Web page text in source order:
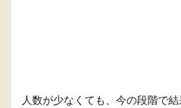
人数が少なくても、今の段階で